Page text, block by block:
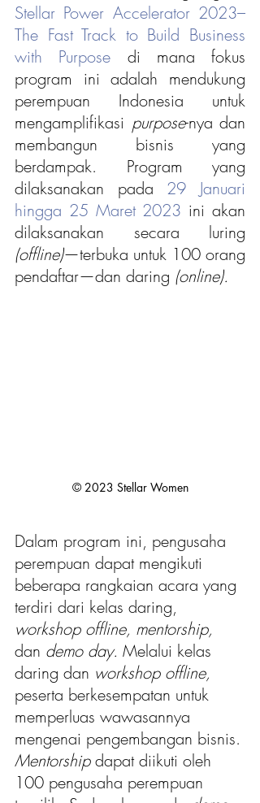
Stellar Power Accelerator 2023–
The Fast Track to Build Business
with Purpose di mana fokus
program ini adalah mendukung
perempuan Indonesia untuk
mengamplifikasi purpose-nya dan
membangun bisnis yang
berdampak. Program yang
dilaksanakan pada 29 Januari
hingga 25 Maret 2023 ini akan
dilaksanakan secara luring
(offline)—terbuka untuk 100 orang
pendaftar—dan daring (online).
© 2023 Stellar Women
Dalam program ini, pengusaha
perempuan dapat mengikuti
beberapa rangkaian acara yang
terdiri dari kelas daring,
workshop offline, mentorship,
dan demo day. Melalui kelas
daring dan workshop offline,
peserta berkesempatan untuk
memperluas wawasannya
mengenai pengembangan bisnis.
Mentorship dapat diikuti oleh
100 pengusaha perempuan